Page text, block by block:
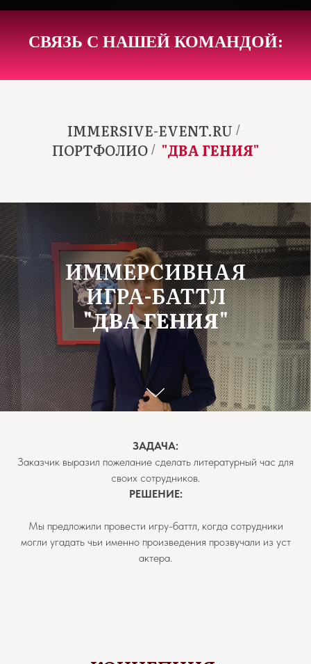
СВЯЗЬ С НАШЕЙ КОМАНДОЙ:
IMMERSIVE-EVENT.RU /
ПОРТФОЛИО / "ДВА ГЕНИЯ"
ИММЕРСИВНАЯ
ИГРА-БАТТЛ
"ДВА ГЕНИЯ"
ЗАДАЧА:
Заказчик выразил пожелание сделать литературный час для
своих сотрудников.
РЕШЕНИЕ:
Мы предложили провести игру-баттл, когда сотрудники
могли угадать чьи именно произведения прозвучали из уст
актера.